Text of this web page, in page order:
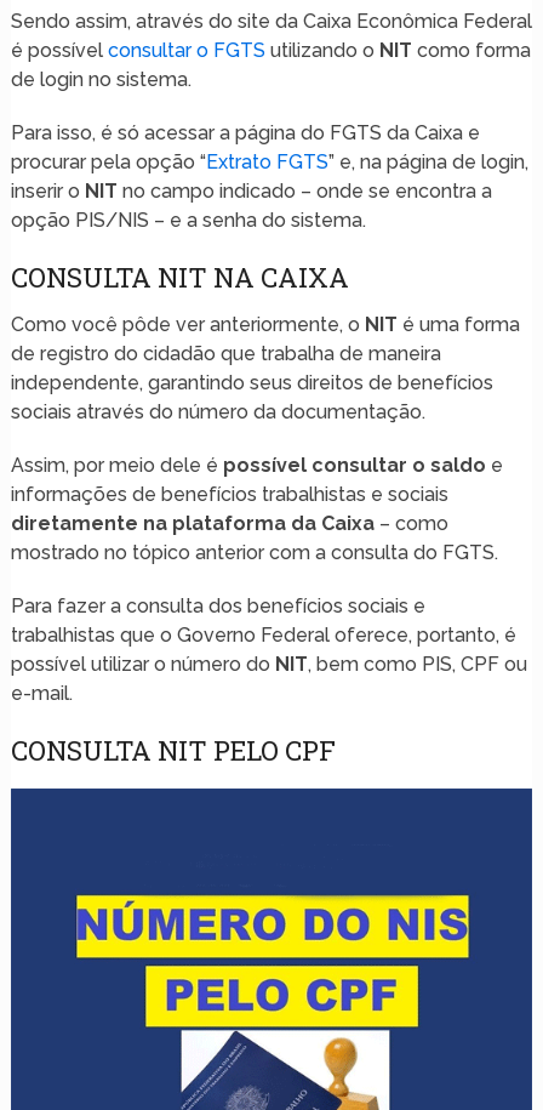
Sendo assim, através do site da Caixa Econômica Federal
é possível consultar o FGTS utilizando o NIT como forma
de login no sistema.
Para isso, é só acessar a página do FGTS da Caixa e
procurar pela opção “Extrato FGTS” e, na página de login,
inserir o NIT no campo indicado – onde se encontra a
opção PIS/NIS – e a senha do sistema.
CONSULTA NIT NA CAIXA
Como você pôde ver anteriormente, o NIT é uma forma
de registro do cidadão que trabalha de maneira
independente, garantindo seus direitos de benefícios
sociais através do número da documentação.
Assim, por meio dele é possível consultar o saldo e
informações de benefícios trabalhistas e sociais
diretamente na plataforma da Caixa– como
mostrado no tópico anterior com a consulta do FGTS.
Para fazer a consulta dos benefícios sociais e
trabalhistas que o Governo Federal oferece, portanto, é
possível utilizar o número do NIT, bem como PIS, CPF ou
e-mail.
CONSULTA NIT PELO CPF